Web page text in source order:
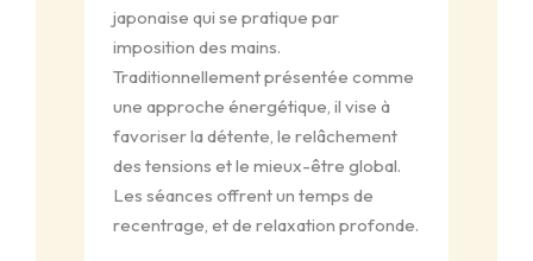
japonaise qui se pratique par
imposition des mains.
Traditionnellement présentée comme
une approche énergétique, il vise à
favoriser la détente, le relâchement
des tensions et le mieux-être global.
Les séances offrent un temps de
recentrage, et de relaxation profonde.